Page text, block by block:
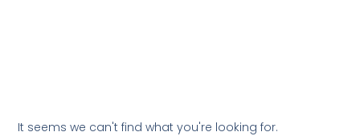
It seems we can't find what you're looking for.